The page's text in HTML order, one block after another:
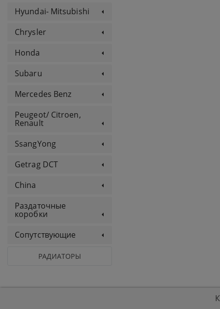
Hyundai- Mitsubishi
Chrysler
Honda
Subaru
Mercedes Benz
Peugeot/ Citroen,
Renault
SsangYong
Getrag DCT
China
Раздаточные
коробки
Сопутствующие
РАДИАТОРЫ